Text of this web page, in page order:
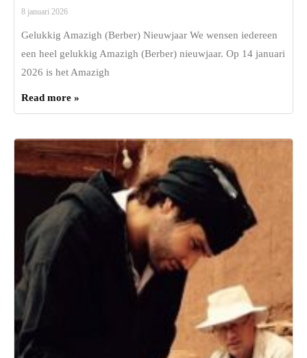
8 januari 2026
Gelukkig Amazigh (Berber) Nieuwjaar We wensen iedereen
een heel gelukkig Amazigh (Berber) nieuwjaar. Op 14 januari
2026 is het Amazigh
Read more »